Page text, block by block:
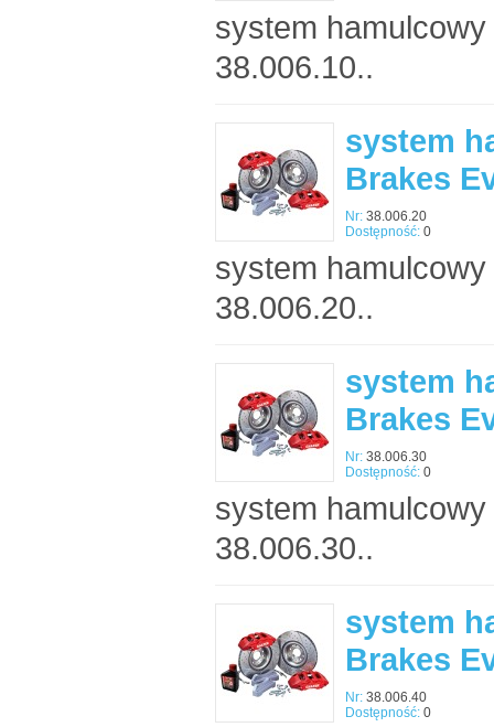
system
38.006.10..
system
Brakes
Nr: 38.006.20
Dostępność: 0
system
38.006.20..
system
Brakes
Nr: 38.006.30
Dostępność: 0
system
38.006.30..
system
Brakes
Nr: 38.006.40
Dostępność: 0